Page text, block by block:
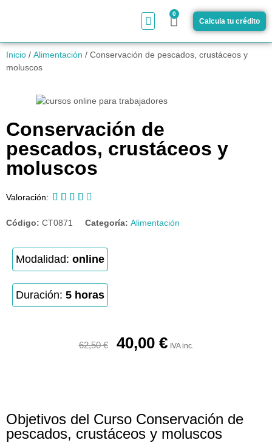
0
Calcula tu crédito
Inicio / Alimentación / Conservación de pescados, crustáceos y
moluscos
Conservación de
pescados, crustáceos y
moluscos
Valoración:     
Código: CT0871 Categoría: Alimentación
Modalidad: online
Duración: 5 horas
62,50€ 40,00 € IVA inc.
Objetivos del Curso Conservación de
pescados, crustáceos y moluscos